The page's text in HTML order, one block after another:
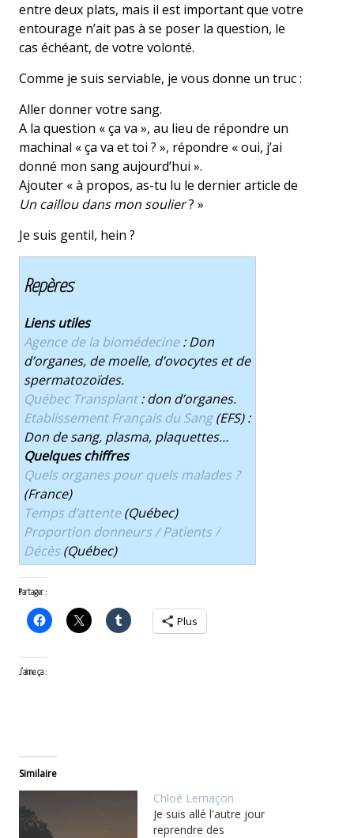
entre deux plats, mais il est important que votre
entourage n’ait pas à se poser la question, le
cas échéant, de votre volonté.
Comme je suis serviable, je vous donne un truc :
Aller donner votre sang.
A la question « ça va », au lieu de répondre un
machinal « ça va et toi ? », répondre « oui, j’ai
donné mon sang aujourd’hui ».
Ajouter « à propos, as-tu lu le dernier article de
Un caillou dans mon soulier? »
Je suis gentil, hein ?
Repères
Liens utiles
Agence de la biomédecine: Don
d’organes, de moelle, d’ovocytes et de
spermatozoïdes.
Québec Transplant: don d’organes.
Etablissement Français du Sang(EFS) :
Don de sang, plasma, plaquettes…
Quelques chiffres
Quels organes pour quels malades ?
(France)
Temps d’attente(Québec)
Proportion donneurs / Patients /
Décès (Québec)
Partager :
Plus
J’aime ça :
Similaire
Chloé Lemaçon
Je suis allé l'autre jour
reprendre des